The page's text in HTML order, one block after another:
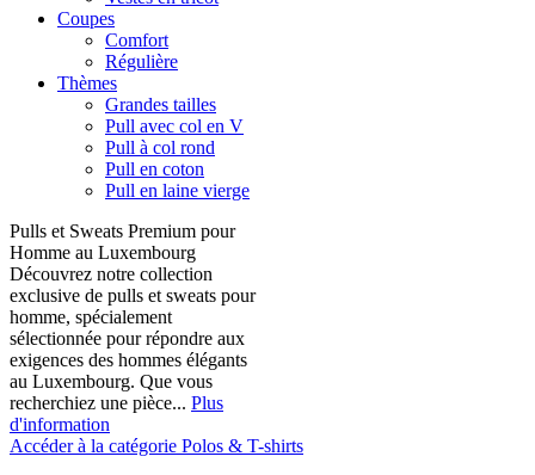
Coupes
Comfort
Régulière
Thèmes
Grandes tailles
Pull avec col en V
Pull à col rond
Pull en coton
Pull en laine vierge
Pulls et Sweats Premium pour
Homme au Luxembourg
Découvrez notre collection
exclusive de pulls et sweats pour
homme, spécialement
sélectionnée pour répondre aux
exigences des hommes élégants
au Luxembourg. Que vous
recherchiez une pièce... Plus
d'information
Accéder à la catégorie Polos & T-shirts